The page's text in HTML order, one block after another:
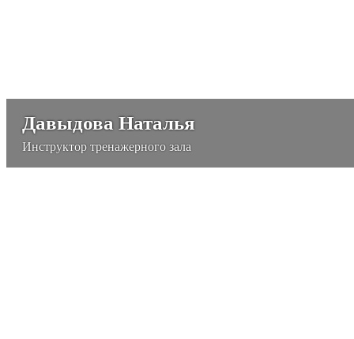
Давыдова Наталья
Инструктор тренажерного зала